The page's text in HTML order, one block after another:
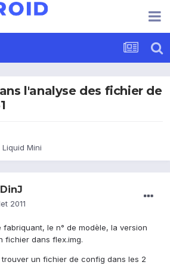
l'analyse des fichier de
Mini
2011
fabriquant, le n° de modèle, la version
fichier dans flex.img.
un fichier de config dans les 2